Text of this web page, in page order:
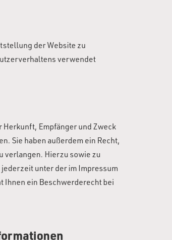
der Website zu
verwendet
Empfänger und Zweck
Sie haben außerdem ein Recht,
verlangen. Hierzu sowie zu
unter der im Impressum
Ihnen ein Beschwerderecht bei